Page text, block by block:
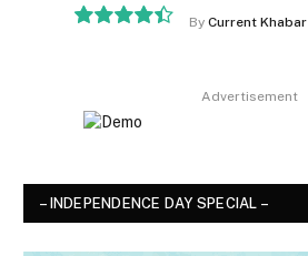
By Current Khabar
Advertisement
– INDEPENDENCE DAY SPECIAL –